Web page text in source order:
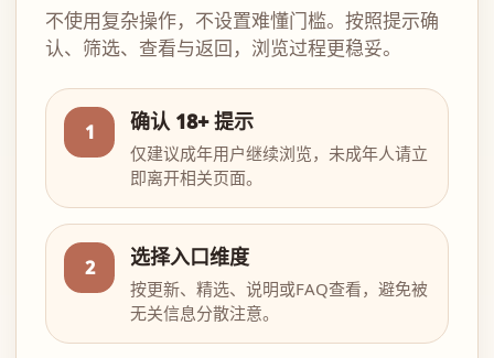
不使用复杂操作，不设置难懂门槛。按照提示确
认、筛选、查看与返回，浏览过程更稳妥。
1 确认 18+ 提示
仅建议成年用户继续浏览，未成年人请立
即离开相关页面。
2 选择入口维度
按更新、精选、说明或FAQ查看，避免被
无关信息分散注意。